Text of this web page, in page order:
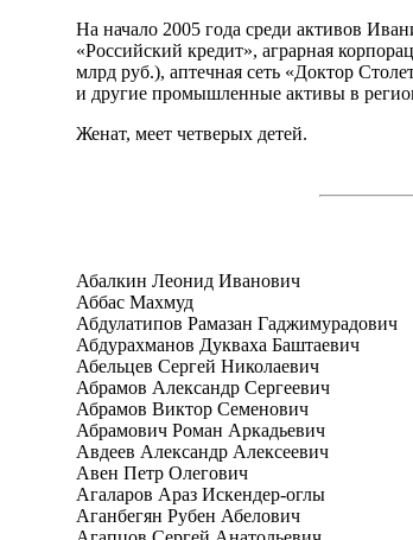
На начало 2005 года среди активов
«Российский кредит», аграрная
млрд руб.), аптечная сеть «Доктор
и другие промышленные активы в
Женат, меет четверых детей.
Абалкин Леонид Иванович
Аббас Махмуд
Абдулатипов Рамазан Гаджимурадович
Абдурахманов Дукваха Баштаевич
Абельцев Сергей Николаевич
Абрамов Александр Сергеевич
Абрамов Виктор Семенович
Абрамович Роман Аркадьевич
Авдеев Александр Алексеевич
Авен Петр Олегович
Агаларов Араз Искендер-оглы
Аганбегян Рубен Абелович